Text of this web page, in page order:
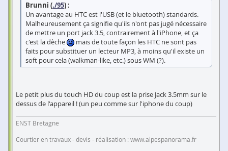
Brunni (./95) :
Un avantage au HTC est l'USB (et le bluetooth) standards.
Malheureusement ça signifie qu'ils n'ont pas jugé nécessaire
de mettre un port jack 3.5, contrairement à l'iPhone, et ça
c'est la dèche
mais de toute façon les HTC ne sont pas
faits pour substituer un lecteur MP3, à moins qu'il existe un
soft pour cela (walkman-like, etc.) sous WM (?).
Le petit plus du touch HD du coup est la prise Jack 3.5mm sur le
dessus de l'appareil ! (un peu comme sur l'iphone du coup)
ENST Bretagne
Courtier en travaux - devis - réalisation : www.alpespanorama.fr